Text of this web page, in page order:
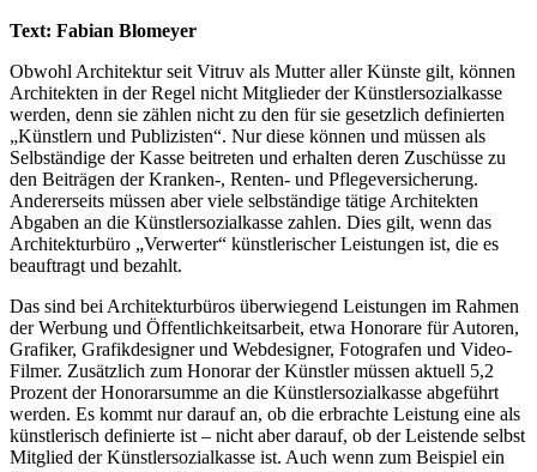
Text: Fabian Blomeyer
Obwohl Architektur seit Vitruv als Mutter aller Künste gilt, können
Architekten in der Regel nicht Mitglieder der Künstlersozialkasse
werden, denn sie zählen nicht zu den für sie gesetzlich definierten
„Künstlern und Publizisten“. Nur diese können und müssen als
Selbständige der Kasse beitreten und erhalten deren Zuschüsse zu
den Beiträgen der Kranken-, Renten- und Pflegeversicherung.
Andererseits müssen aber viele selbständige tätige Architekten
Abgaben an die Künstlersozialkasse zahlen. Dies gilt, wenn das
Architekturbüro „Verwerter“ künstlerischer Leistungen ist, die es
beauftragt und bezahlt.
Das sind bei Architekturbüros überwiegend Leistungen im Rahmen
der Werbung und Öffentlichkeitsarbeit, etwa Honorare für Autoren,
Grafiker, Grafikdesigner und Webdesigner, Fotografen und Video-
Filmer. Zusätzlich zum Honorar der Künstler müssen aktuell 5,2
Prozent der Honorarsumme an die Künstlersozialkasse abgeführt
werden. Es kommt nur darauf an, ob die erbrachte Leistung eine als
künstlerisch definierte ist – nicht aber darauf, ob der Leistende selbst
Mitglied der Künstlersozialkasse ist. Auch wenn zum Beispiel ein